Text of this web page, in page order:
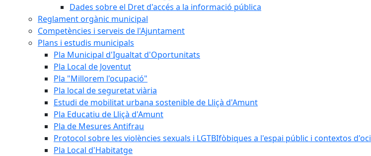
Dades sobre el Dret d'accés a la informació pública
Reglament orgànic municipal
Competències i serveis de l'Ajuntament
Plans i estudis municipals
Pla Municipal d'Igualtat d'Oportunitats
Pla Local de Joventut
Pla "Millorem l'ocupació"
Pla local de seguretat viària
Estudi de mobilitat urbana sostenible de Lliçà d'Amunt
Pla Educatiu de Lliçà d'Amunt
Pla de Mesures Antifrau
Protocol sobre les violències sexuals i LGTBIfòbiques a l'espai públic i contextos d'oci
Pla Local d'Habitatge